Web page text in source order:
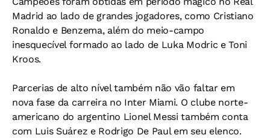
Madrid ao lado de grandes jogadores, como Cristiano
Ronaldo e Benzema, além do meio-campo
inesquecível formado ao lado de Luka Modric e Toni
Kroos.
Parcerias de alto nível também não vão faltar em
nova fase da carreira no Inter Miami. O clube norte-
americano do argentino Lionel Messi também conta
com Luis Suárez e Rodrigo De Paul em seu elenco.